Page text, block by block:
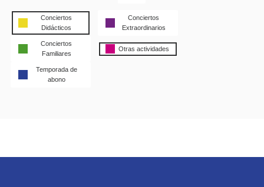
Conciertos
Didácticos
Conciertos
Extraordinarios
Conciertos
Familiares
Otras actividades
Temporada de
abono